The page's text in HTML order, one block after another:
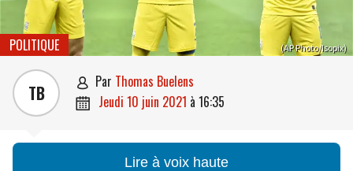
(AP Photo/Isopix)
POLITIQUE
TB  par Thomas Buelens
 jeudi 10 juin 2021 à 16:35
Lire à voix haute